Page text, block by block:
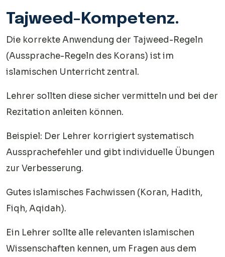
Tajweed-Kompetenz.
Die korrekte Anwendung der Tajweed-Regeln
(Aussprache-Regeln des Korans) ist im
islamischen Unterricht zentral.
Lehrer sollten diese sicher vermitteln und bei der
Rezitation anleiten können.
Beispiel: Der Lehrer korrigiert systematisch
Aussprachefehler und gibt individuelle Übungen
zur Verbesserung.
Gutes islamisches Fachwissen (Koran, Hadith,
Fiqh, Aqidah).
Ein Lehrer sollte alle relevanten islamischen
Wissenschaften kennen, um Fragen aus dem